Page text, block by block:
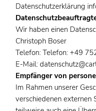
Datenschutzerklärung
Wir haben einen
Christoph Boser
Telefon: Telefon: +49
E-Mail:
Empfänger von
Im Rahmen unserer
verschiedenen externen